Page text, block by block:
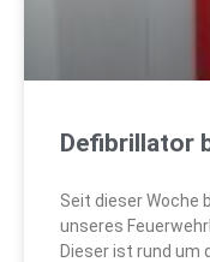
Defibrillator
Seit dieser Woche
unseres
Dieser ist rund um